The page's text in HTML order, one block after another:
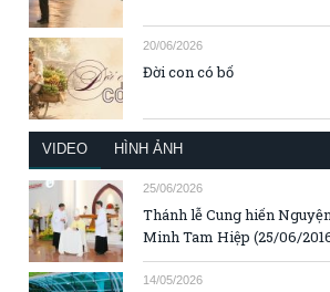
20/06/2026
Đời con có bố
VIDEO HÌNH ẢNH
25/06/2026
Thánh lễ Cung hiến
Minh Tam Hiệp (25/06/
14/05/2026